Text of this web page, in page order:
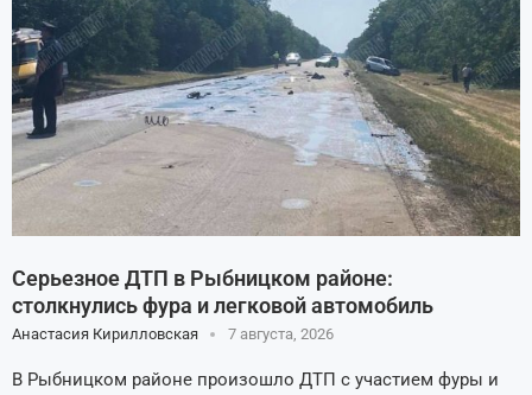
Серьезное ДТП в Рыбницком районе:
столкнулись фура и легковой автомобиль
Анастасия Кирилловская 7 августа, 2026
В Рыбницком районе произошло ДТП с участием фуры и